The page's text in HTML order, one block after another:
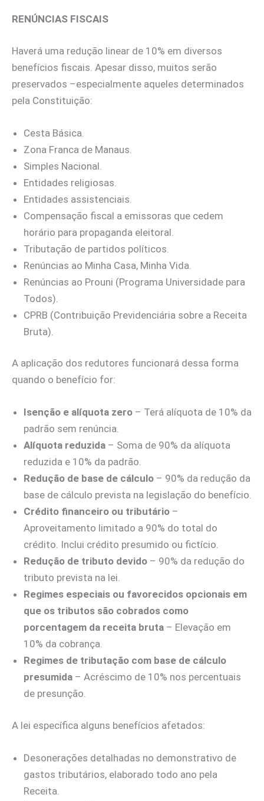
RENÚNCIAS FISCAIS
Haverá uma redução linear de 10% em diversos
benefícios fiscais. Apesar disso, muitos serão
preservados –especialmente aqueles determinados
pela Constituição:
Cesta Básica.
Zona Franca de Manaus.
Simples Nacional.
Entidades religiosas.
Entidades assistenciais.
Compensação fiscal a emissoras que cedem
horário para propaganda eleitoral.
Tributação de partidos políticos.
Renúncias ao Minha Casa, Minha Vida.
Renúncias ao Prouni (Programa Universidade para
Todos).
CPRB (Contribuição Previdenciária sobre a Receita
Bruta).
A aplicação dos redutores funcionará dessa forma
quando o benefício for:
Isenção e alíquota zero – Terá alíquota de 10% da
padrão sem renúncia.
Alíquota reduzida – Soma de 90% da alíquota
reduzida e 10% da padrão.
Redução de base de cálculo – 90% da redução da
base de cálculo prevista na legislação do benefício.
Crédito financeiro ou tributário –
Aproveitamento limitado a 90% do total do
crédito. Inclui crédito presumido ou fictício.
Redução de tributo devido – 90% da redução do
tributo prevista na lei.
Regimes especiais ou favorecidos opcionais em
que os tributos são cobrados como
porcentagem da receita bruta – Elevação em
10% da cobrança.
Regimes de tributação com base de cálculo
presumida – Acréscimo de 10% nos percentuais
de presunção.
A lei específica alguns benefícios afetados:
Desonerações detalhadas no demonstrativo de
gastos tributários, elaborado todo ano pela
Receita.